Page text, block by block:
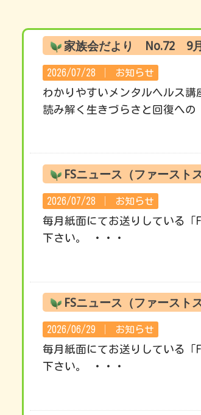
家族会だより No.72 9
2026/07/28 │ お知らせ
わかりやすいメンタルヘルス
読み解く生きづらさと回復への
FSニュース（ファース
2026/07/28 │ お知らせ
毎月紙面にてお送りしている「
下さい。 ・・・
FSニュース（ファース
2026/06/29 │ お知らせ
毎月紙面にてお送りしている「
下さい。 ・・・